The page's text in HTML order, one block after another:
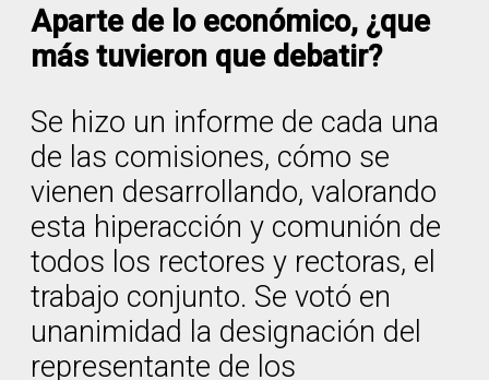
Aparte de lo económico, ¿que
más tuvieron que debatir?
Se hizo un informe de cada una
de las comisiones, cómo se
vienen desarrollando, valorando
esta hiperacción y comunión de
todos los rectores y rectoras, el
trabajo conjunto. Se votó en
unanimidad la designación del
representante de los